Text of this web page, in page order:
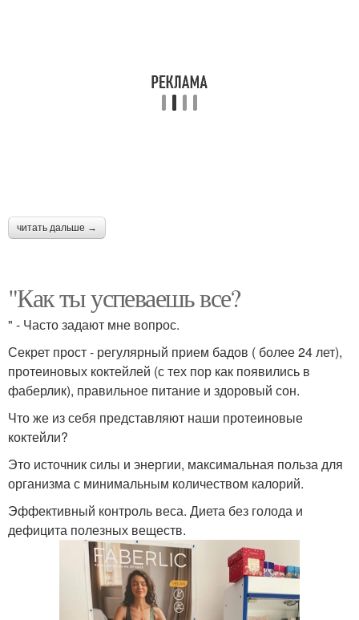
читать дальше →
"Как ты успеваешь все?
" - Часто задают мне вопрос.
Секрет прост - регулярный прием бадов ( более 24 лет),
протеиновых коктейлей (с тех пор как появились в
фаберлик), правильное питание и здоровый сон.
Что же из себя представляют наши протеиновые
коктейли?
Это источник силы и энергии, максимальная польза для
организма с минимальным количеством калорий.
Эффективный контроль веса. Диета без голода и
дефицита полезных веществ.